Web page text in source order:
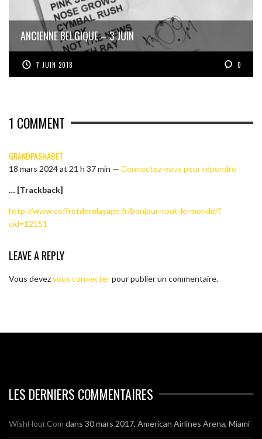
ANCIENNE BELGIQUE – 3 JUIN
7 JUIN 2018 0
1 COMMENT
GRANDPASHABET
18 mars 2024 at 21 h 37 min — Connectez-vous pour répondre
… [Trackback]
http://www.coffretderelayage.fr/bonjour-tout-le-monde/?
cid=12151
LEAVE A REPLY
Vous devezvous connecterpour publier un commentaire.
LES DERNIERS COMMENTAIRES
WishHour.Com dans 30 mars 2017, American Airlines Arena, Miami